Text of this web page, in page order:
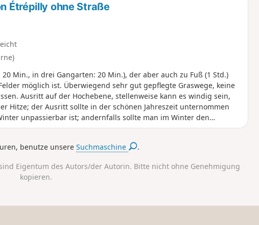
Étrépilly ohne Straße
Min., in drei Gangarten: 20 Min.), der aber auch zu Fuß (1 Std.)
möglich ist. Überwiegend sehr gut gepflegte Graswege, keine
Ausritt auf der Hochebene, stellenweise kann es windig sein,
Hitze; der Ausritt sollte in der schönen Jahreszeit unternommen
unpassierbar ist; andernfalls sollte man im Winter den
benutze unsereSuchmaschine .
Eigentum des Autors/der Autorin. Bitte nicht ohne Genehmigung
kopieren.